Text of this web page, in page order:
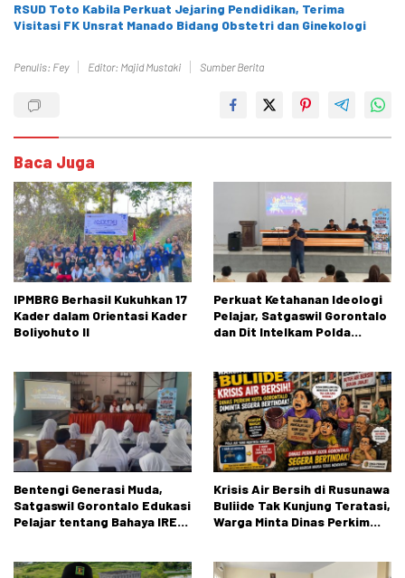
RSUD Toto Kabila Perkuat Jejaring Pendidikan, Terima
Visitasi FK Unsrat Manado Bidang Obstetri dan Ginekologi
Penulis: Fey Editor: Majid Mustaki Sumber Berita
Baca Juga
IPMBRG Berhasil Kukuhkan 17
Kader dalam Orientasi Kader
Boliyohuto II
Perkuat Ketahanan Ideologi
Pelajar, Satgaswil Gorontalo
dan Dit Intelkam Polda
Negeri 1 Kabila
Bentengi Generasi Muda,
Satgaswil Gorontalo Edukasi
Pelajar tentang Bahaya IRET,
Krisis Air Bersih di Rusunawa
Buliide Tak Kunjung Teratasi,
Warga Minta Dinas Perkim